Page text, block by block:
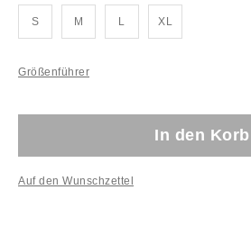
S M L XL
Größenführer
In den Korb
Auf den Wunschzettel